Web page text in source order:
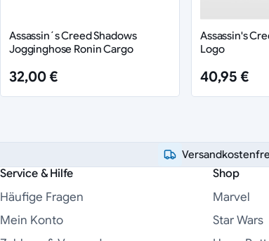
Assassin´s Creed Shadows
Jogginghose Ronin Cargo
32,00 €
Assassin's
Logo
40,95 €
Service & Hilfe
Häufige Fragen
Mein Konto
Shop
Marvel
Star Wars